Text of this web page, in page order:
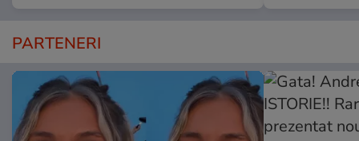
PARTENERI